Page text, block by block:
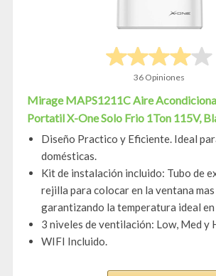
36 Opiniones
Mirage MAPS1211C Aire
Portatil X-One Solo Frio 1Ton 115V,
Diseño Practico y Eficiente. Ideal
domésticas.
Kit de instalación incluido: Tubo de
rejilla para colocar en la ventana
garantizando la temperatura ideal
3 niveles de ventilación: Low, Med y
WIFI Incluido.